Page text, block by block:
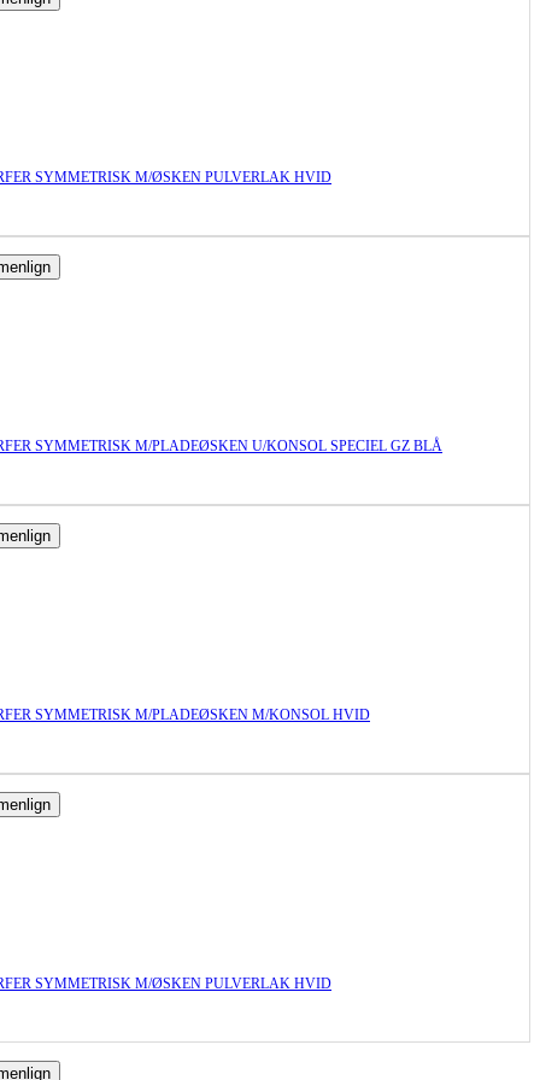
SYMMETRISK M/ØSKEN PULVERLAK HVID
SYMMETRISK M/PLADEØSKEN U/KONSOL SPECIEL GZ BLÅ
SYMMETRISK M/PLADEØSKEN M/KONSOL HVID
SYMMETRISK M/ØSKEN PULVERLAK HVID